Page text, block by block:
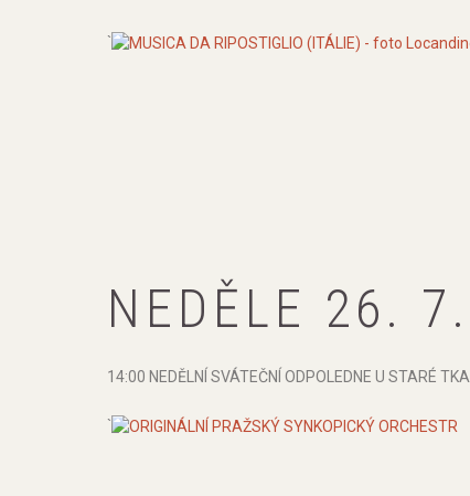
`
NEDĚLE 26.
14:00 NEDĚLNÍ SVÁTEČNÍ ODPOLEDNE U STARÉ
`